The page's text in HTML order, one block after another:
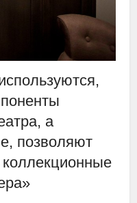
а
позволяют